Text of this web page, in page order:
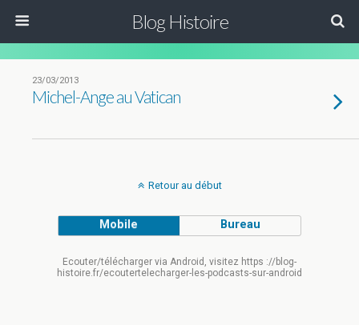
Blog Histoire
23/03/2013
Michel-Ange au Vatican
Retour au début
Mobile Bureau
Ecouter/télécharger via Android, visitez https ://blog-
histoire.fr/ecoutertelecharger-les-podcasts-sur-android